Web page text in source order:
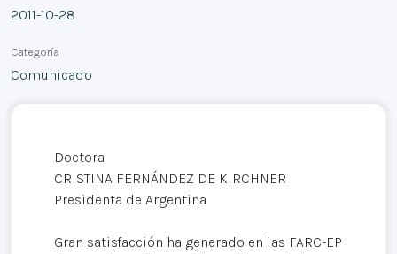
2011-10-28
Categoría
Comunicado
Doctora
CRISTINA FERNÁNDEZ DE KIRCHNER
Presidenta de Argentina
Gran satisfacción ha generado en las FARC-EP